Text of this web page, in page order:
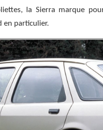
la Sierra marque
en particulier.